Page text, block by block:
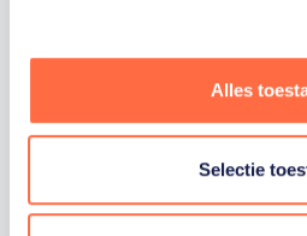
Alles
Selectie